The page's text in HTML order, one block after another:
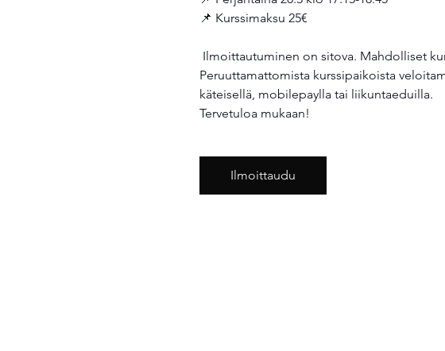
📌 Kurssimaksu 25€
Peruuttamattomista kurssipaikoista
käteisellä, mobilepaylla tai liikuntaeduilla.
Tervetuloa mukaan!
Ilmoittaudu